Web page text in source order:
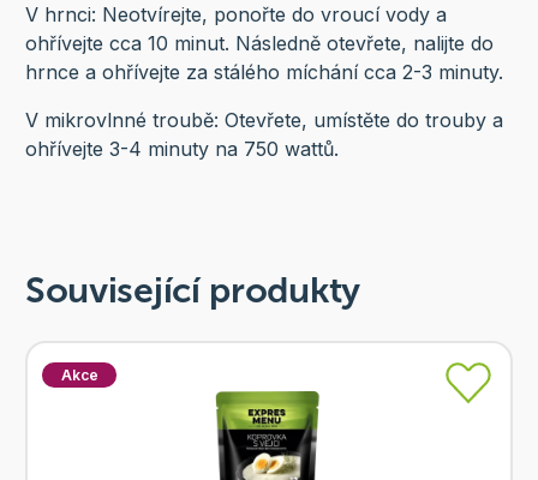
V hrnci: Neotvírejte, ponořte do vroucí vody a
ohřívejte cca 10 minut. Následně otevřete, nalijte do
hrnce a ohřívejte za stálého míchání cca 2-3 minuty.
V mikrovlnné troubě: Otevřete, umístěte do trouby a
ohřívejte 3-4 minuty na 750 wattů.
Související produkty
Akce